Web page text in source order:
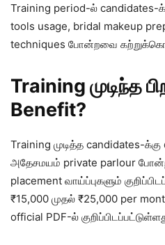
Training period-ல் candidates-
tools usage, bridal makeup
techniques போன்றவை
Training முடிந்த
Benefit?
Training முடித்த candidates-
அதேசமயம் private parlour
placement வாய்ப்புகளும்
₹15,000 முதல் ₹25,000 per
official PDF-ல்